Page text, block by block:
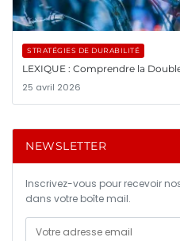
STRATÉGIES DE DURABILITÉ
LEXIQUE : Comprendre la
25 avril 2026
NEWSLETTER
Inscrivez-vous pour recevoir
dans votre boîte mail.